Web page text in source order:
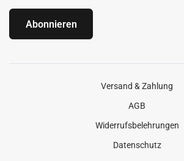
Abonnieren
Versand & Zahlung
AGB
Widerrufsbelehrungen
Datenschutz